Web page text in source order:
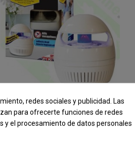
PARA MOSQUITOS CON LUZ UV
redes sociales y publicidad. Las
para ofrecerte funciones de redes
y el procesamiento de datos personales